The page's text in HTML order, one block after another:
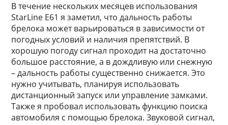
В течение нескольких месяцев использования
StarLine E61 я заметил, что дальность работы
брелока может варьироваться в зависимости от
погодных условий и наличия препятствий. В
хорошую погоду сигнал проходит на достаточно
большое расстояние, а в дождливую или снежную
– дальность работы существенно снижается. Это
нужно учитывать, планируя использовать
дистанционный запуск или управление замками.
Также я пробовал использовать функцию поиска
автомобиля с помощью брелока. Звуковой сигнал,